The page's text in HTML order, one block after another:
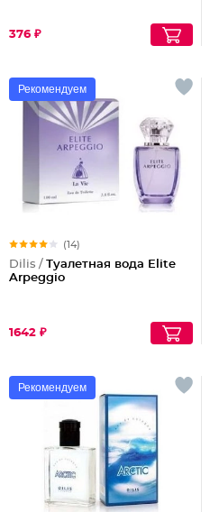
376 ₽
Рекомендуем
(14)
Dilis / Туалетная вода Elite
Arpeggio
1642 ₽
Рекомендуем